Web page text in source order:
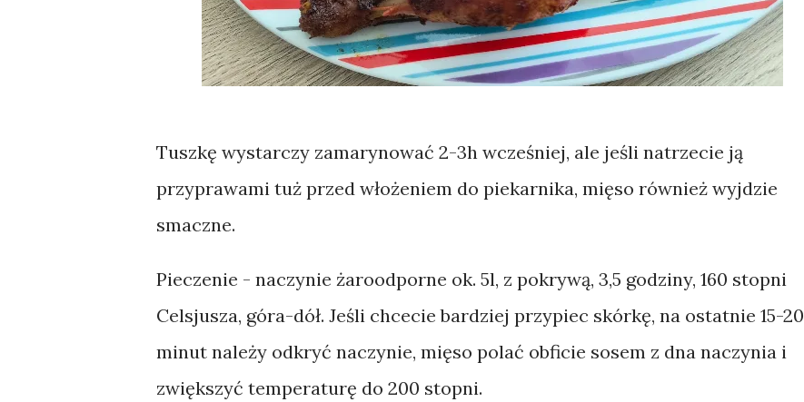
Tuszkę wystarczy zamarynować 2-3h wcześniej, ale jeśli natrzecie ją
przyprawami tuż przed włożeniem do piekarnika, mięso również wyjdzie
smaczne.
Pieczenie - naczynie żaroodporne ok. 5l, z pokrywą, 3,5 godziny, 160 stopni
Celsjusza, góra-dół. Jeśli chcecie bardziej przypiec skórkę, na ostatnie 15-20
minut należy odkryć naczynie, mięso polać obficie sosem z dna naczynia i
zwiększyć temperaturę do 200 stopni.